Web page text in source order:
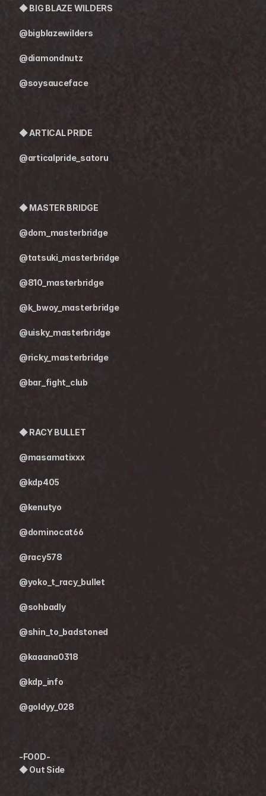
◆ BIG BLAZE WILDERS
@bigblazewilders
@diamondnutz
@soysauceface
◆ ARTICAL PRIDE
@articalpride_satoru
◆ MASTER BRIDGE
@dom_masterbridge
@tatsuki_masterbridge
@810_masterbridge
@k_bwoy_masterbridge
@uisky_masterbridge
@ricky_masterbridge
@bar_fight_club
◆ RACY BULLET
@masamatixxx
@kdp405
@kenutyo
@dominocat66
@racy578
@yoko_t_racy_bullet
@sohbadly
@shin_to_badstoned
@kaaana0318
@kdp_info
@goldyy_028
-FO0D-
◆ Out Side